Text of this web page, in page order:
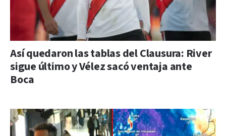
Así quedaron las tablas del Clausura: River
sigue último y Vélez sacó ventaja ante
Boca